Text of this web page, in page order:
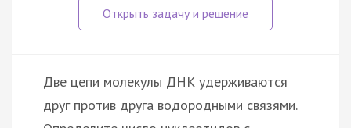
Две цепи молекулы ДНК удерживаются
друг против друга водородными связями.